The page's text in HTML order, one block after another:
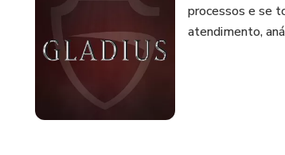
processos e se
atendimento,